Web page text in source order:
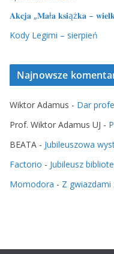
𝐀𝐤𝐜𝐣𝐚 „𝐌𝐚ł𝐚 𝐤𝐬𝐢ąż𝐤𝐚 –
Kody Legimi – sierpień
Najnowsze
Wiktor Adamus - Dar
Prof. Wiktor Adamus UJ -
BEATA - Jubileuszowa
Factorio - Jubileusz
Momodora - Z gwiazdami